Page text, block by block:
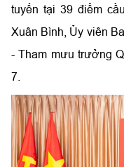
tuyến tại 39 điểm
Xuân Bình, Ủy viên
- Tham mưu trưởng
7.